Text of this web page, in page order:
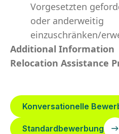
Vorgesetzten
oder anderweitig
einzuschränken/
Additional Information
Relocation Assistance
Konversationelle
Standardbewerbung